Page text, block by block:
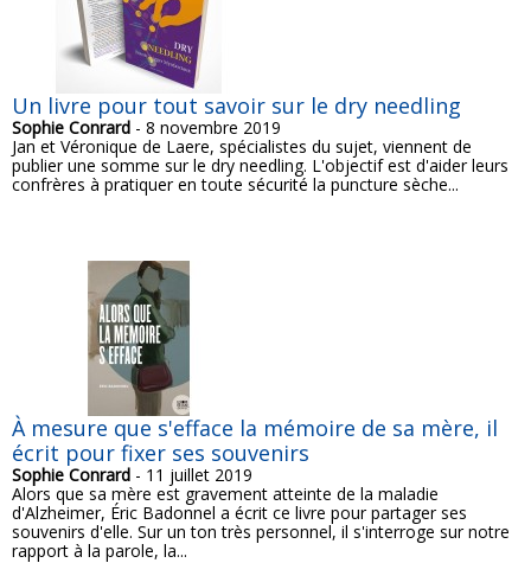
Un livre pour tout savoir sur le dry needling
Sophie Conrard - 8 novembre 2019
Jan et Véronique de Laere, spécialistes du sujet, viennent de
publier une somme sur le dry needling. L'objectif est d'aider leurs
confrères à pratiquer en toute sécurité la puncture sèche...
À mesure que s'efface la mémoire de sa mère, il
écrit pour fixer ses souvenirs
Sophie Conrard - 11 juillet 2019
Alors que sa mère est gravement atteinte de la maladie
d'Alzheimer, Éric Badonnel a écrit ce livre pour partager ses
souvenirs d'elle. Sur un ton très personnel, il s'interroge sur notre
rapport à la parole, la...